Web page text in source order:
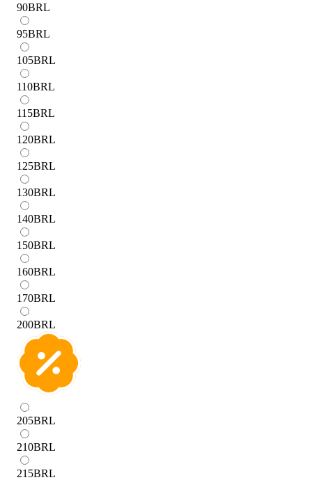
90BRL
95BRL
105BRL
110BRL
115BRL
120BRL
125BRL
130BRL
140BRL
150BRL
160BRL
170BRL
200BRL
205BRL
210BRL
215BRL